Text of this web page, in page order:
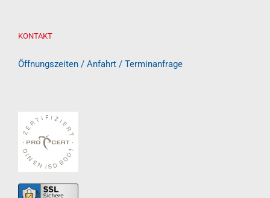
KONTAKT
Öffnungszeiten / Anfahrt / Terminanfrage